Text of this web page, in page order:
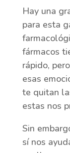
Hay una
para esta
fármacos
rápido,
esas
te quitan
estas nos
Sin
sí nos